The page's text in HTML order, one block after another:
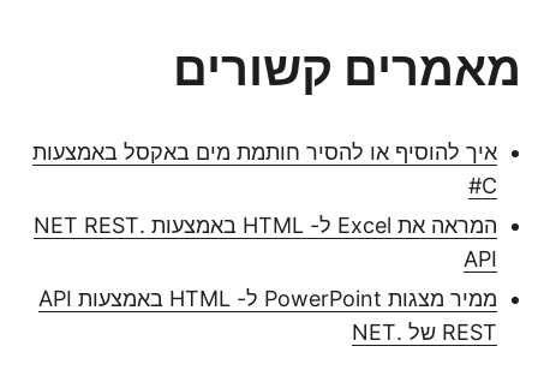
מאמרים קשורים
איך להוסיף או להסיר חותמת מים באקסל באמצעות
C#
המראה את Excel ל- HTML באמצעות .NET REST
API
ממיר מצגות PowerPoint ל- HTML באמצעות API
REST של .NET